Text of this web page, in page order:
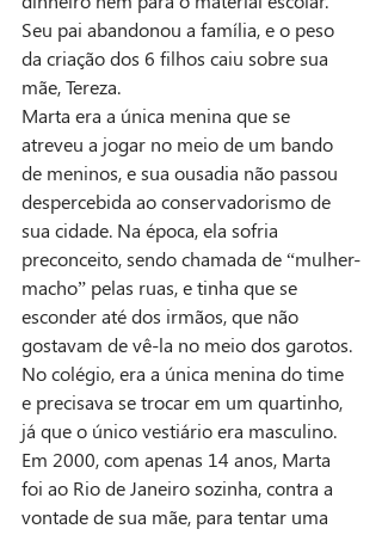
Seu pai abandonou a família, e o peso
da criação dos 6 filhos caiu sobre sua
mãe, Tereza.
Marta era a única menina que se
atreveu a jogar no meio de um bando
de meninos, e sua ousadia não passou
despercebida ao conservadorismo de
sua cidade. Na época, ela sofria
preconceito, sendo chamada de “mulher-
macho” pelas ruas, e tinha que se
esconder até dos irmãos, que não
gostavam de vê-la no meio dos garotos.
No colégio, era a única menina do time
e precisava se trocar em um quartinho,
já que o único vestiário era masculino.
Em 2000, com apenas 14 anos, Marta
foi ao Rio de Janeiro sozinha, contra a
vontade de sua mãe, para tentar uma